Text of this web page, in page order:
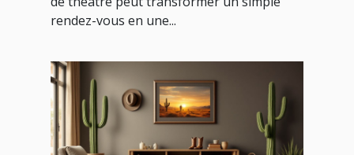
rendez-vous en une...